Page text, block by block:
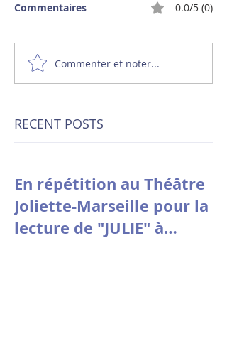
Commentaires 0.0/5 (0)
Commenter et noter...
RECENT POSTS
En répétition au Théâtre
Joliette-Marseille pour la
lecture de "JULIE" à